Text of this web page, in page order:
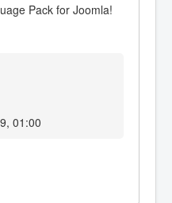
Pack for Joomla!
01:00